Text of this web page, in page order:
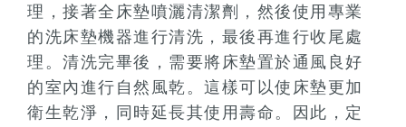
理，接著全床墊噴灑清潔劑，然後使用專業
的洗床墊機器進行清洗，最後再進行收尾處
理。清洗完畢後，需要將床墊置於通風良好
的室內進行自然風乾。這樣可以使床墊更加
衛生乾淨，同時延長其使用壽命。因此，定